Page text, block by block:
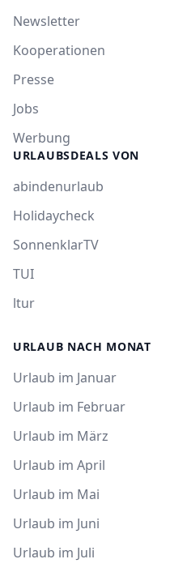
Newsletter
Kooperationen
Presse
Jobs
Werbung
URLAUBSDEALS VON
abindenurlaub
Holidaycheck
SonnenklarTV
TUI
ltur
URLAUB NACH MONAT
Urlaub im Januar
Urlaub im Februar
Urlaub im März
Urlaub im April
Urlaub im Mai
Urlaub im Juni
Urlaub im Juli